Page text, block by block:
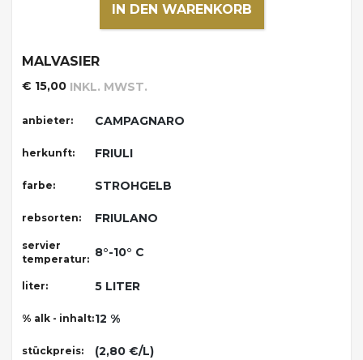
IN DEN WARENKORB
MALVASIER
€ 15,00 INKL. MWST.
anbieter: CAMPAGNARO
herkunft: FRIULI
farbe: STROHGELB
rebsorten: FRIULANO
servier
temperatur: 8°-10° C
liter: 5 LITER
% alk - inhalt:12 %
stückpreis: (2,80 €/L)